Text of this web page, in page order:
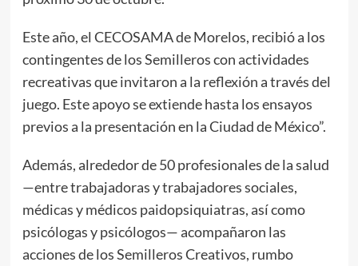
Este año, el CECOSAMA de Morelos, recibió a los
contingentes de los Semilleros con actividades
recreativas que invitaron a la reflexión a través del
juego. Este apoyo se extiende hasta los ensayos
previos a la presentación en la Ciudad de México”.
Además, alrededor de 50 profesionales de la salud
—entre trabajadoras y trabajadores sociales,
médicas y médicos paidopsiquiatras, así como
psicólogas y psicólogos— acompañaron las
acciones de los Semilleros Creativos, rumbo